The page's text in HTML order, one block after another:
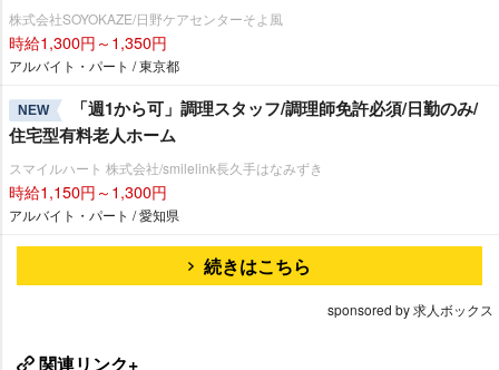
株式会社SOYOKAZE/日野ケアセンターそよ風
時給1,300円～1,350円
アルバイト・パート / 東京都
NEW
「週1から可」調理スタッフ/調理師免許必須/日勤のみ/
住宅型有料老人ホーム
スマイルハート 株式会社/smilelink長久手はなみずき
時給1,150円～1,300円
アルバイト・パート / 愛知県
続きはこちら
sponsored by 求人ボックス
関連リンク+